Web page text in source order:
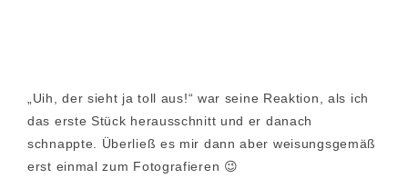
„Uih, der sieht ja toll aus!“ war seine Reaktion, als ich
das erste Stück herausschnitt und er danach
schnappte. Überließ es mir dann aber weisungsgemäß
erst einmal zum Fotografieren 😉